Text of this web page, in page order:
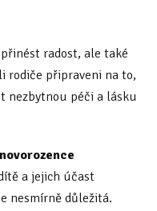
radost, ale také
rodiče připraveni na to,
nezbytnou péči a lásku
a jejich účast
nesmírně důležitá.